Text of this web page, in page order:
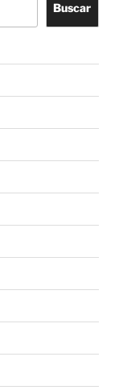
Buscar